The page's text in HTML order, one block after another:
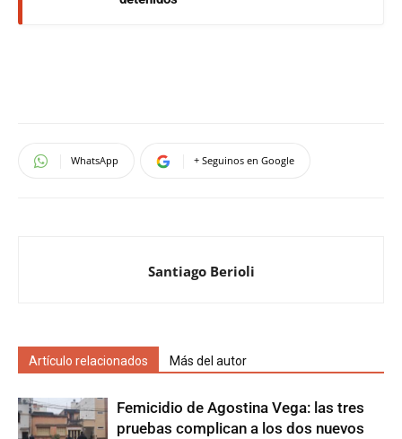
WhatsApp + Seguinos en Google
Santiago Berioli
Artículo relacionados Más del autor
Femicidio de Agostina Vega: las tres
pruebas complican a los dos nuevos